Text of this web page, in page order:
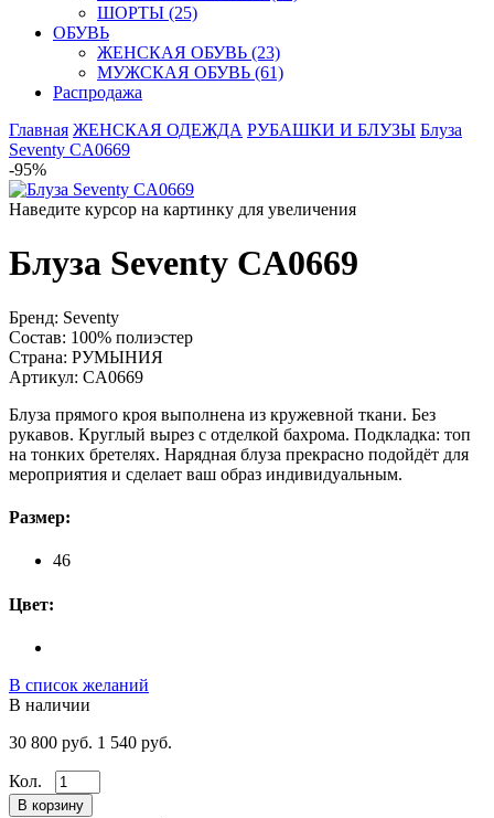
ШОРТЫ (25)
ОБУВЬ
ЖЕНСКАЯ ОБУВЬ (23)
МУЖСКАЯ ОБУВЬ (61)
Распродажа
Главная ЖЕНСКАЯ ОДЕЖДА РУБАШКИ И БЛУЗЫ Блуза
Seventy CA0669
-95%
Наведите курсор на картинку для увеличения
Блуза Seventy CA0669
Бренд: Seventy
Состав: 100% полиэстер
Страна: РУМЫНИЯ
Артикул: CA0669
Блуза прямого кроя выполнена из кружевной ткани. Без
рукавов. Круглый вырез с отделкой бахрома. Подкладка: топ
на тонких бретелях. Нарядная блуза прекрасно подойдёт для
мероприятия и сделает ваш образ индивидуальным.
Размер:
46
Цвет:
В список желаний
В наличии
30 800 руб. 1 540 руб.
Кол.